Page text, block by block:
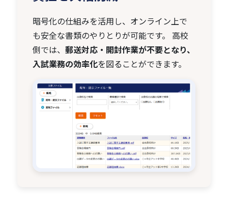
暗号化の仕組みを活用し、オンライン上で
も安全な書類のやりとりが可能です。 高校
側では、郵送対応・開封作業が不要となり、
入試業務の効率化を図ることができます。